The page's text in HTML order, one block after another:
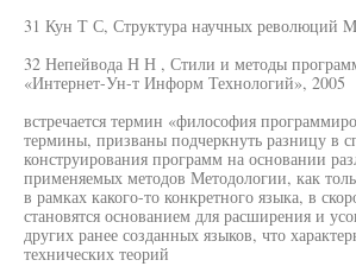
31 Кун Т С, Структура научных революций
32 Непейвода Н Н , Стили и методы
«Интернет-Ун-т Информ Технологий», 2005
встречается термин «философия
термины, призваны подчеркнуть разницу в
конструирования программ на основании
применяемых методов Методологии, как
в рамках какого-то конкретного языка, в
становятся основанием для расширения и
других ранее созданных языков, что
технических теорий